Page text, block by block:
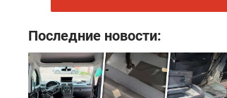
Последние новости: